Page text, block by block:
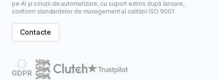
pe AI și soluții de automatizare, cu suport extins după lansare,
conform standardelor de management al calității ISO 9001.
Contacte
GDPR